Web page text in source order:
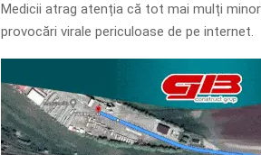
Medicii atrag atenția că tot mai mulți
provocări virale periculoase de pe internet.